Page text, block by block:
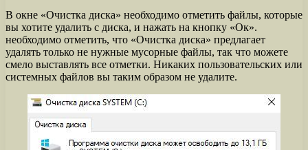
В окне «Очистка диска» необходимо отметить файлы, которые
вы хотите удалить с диска, и нажать на кнопку «Ок».
необходимо отметить, что «Очистка диска» предлагает
удалять только не нужные мусорные файлы, так что можете
смело выставлять все отметки. Никаких пользовательских или
системных файлов вы таким образом не удалите.